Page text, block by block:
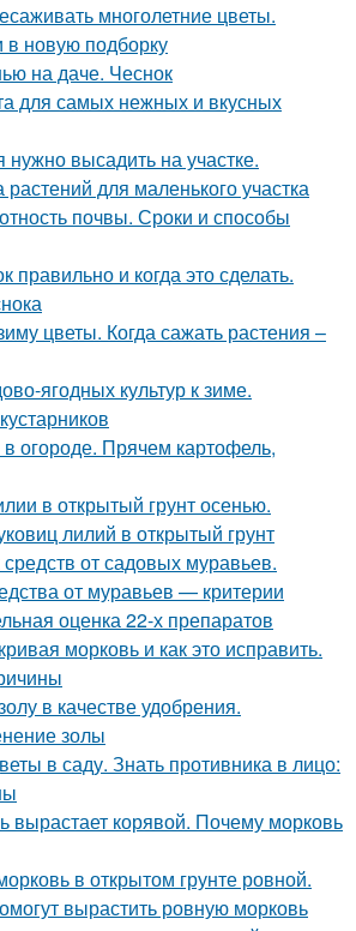
многолетние цветы.
в новую подборку
на даче. Чеснок
для самых нежных и вкусных
нужно высадить на участке.
для маленького участка
почвы. Сроки и способы
правильно и когда это сделать.
цветы. Когда сажать растения –
ягодных культур к зиме.
огороде. Прячем картофель,
в открытый грунт осенью.
лилий в открытый грунт
от садовых муравьев.
от муравьев — критерии
оценка 22-х препаратов
морковь и как это исправить.
в качестве удобрения.
золы
в саду. Знать противника в лицо:
вырастает корявой. Почему морковь
в открытом грунте ровной.
вырастить ровную морковь